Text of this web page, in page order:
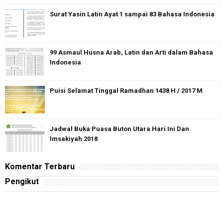
Surat Yasin Latin Ayat 1 sampai 83 Bahasa Indonesia
99 Asmaul Husna Arab, Latin dan Arti dalam Bahasa
Indonesia
Puisi Selamat Tinggal Ramadhan 1438 H / 2017 M
Jadwal Buka Puasa Buton Utara Hari Ini Dan
Imsakiyah 2018
Komentar Terbaru
Pengikut